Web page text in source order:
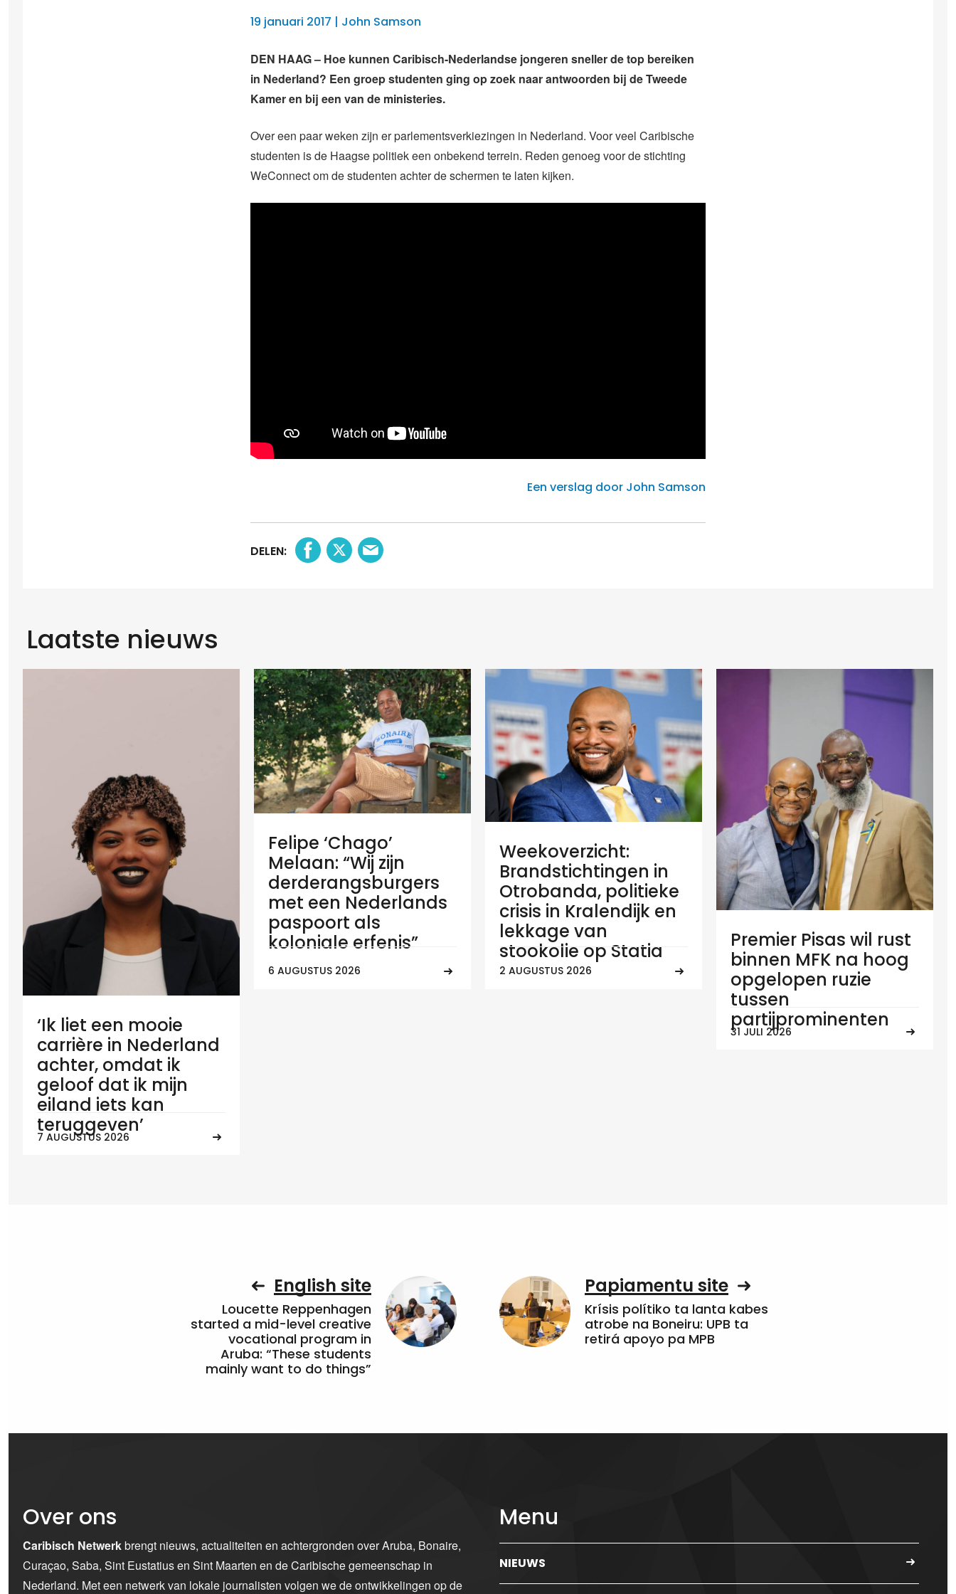
19 januari 2017 | John Samson
DEN HAAG – Hoe kunnen Caribisch-Nederlandse jongeren sneller de top bereiken
in Nederland? Een groep studenten ging op zoek naar antwoorden bij de Tweede
Kamer en bij een van de ministeries.
Over een paar weken zijn er parlementsverkiezingen in Nederland. Voor veel Caribische
studenten is de Haagse politiek een onbekend terrein. Reden genoeg voor de stichting
WeConnect om de studenten achter de schermen te laten kijken.
Een verslag door John Samson
DELEN:
Laatste nieuws
‘Ik liet een mooie
carrière in Nederland
achter, omdat ik
geloof dat ik mijn
eiland iets kan
teruggeven’
7 AUGUSTUS 2026
Felipe ‘Chago’
Melaan: “Wij zijn
derderangsburgers
met een Nederlands
paspoort als
koloniale erfenis”
6 AUGUSTUS 2026
Weekoverzicht:
Brandstichtingen in
Otrobanda, politieke
crisis in Kralendijk en
lekkage van
stookolie op Statia
2 AUGUSTUS 2026
Premier Pisas wil rust
binnen MFK na hoog
opgelopen ruzie
tussen
partijprominenten
31 JULI 2026
English site
Loucette Reppenhagen
started a mid-level creative
vocational program in
Aruba: “These students
mainly want to do things”
Papiamentu site
Krísis polítiko ta lanta kabes
atrobe na Boneiru: UPB ta
retirá apoyo pa MPB
Over ons
Caribisch Netwerkbrengt nieuws, actualiteiten en achtergronden over Aruba, Bonaire,
Curaçao, Saba, Sint Eustatius en Sint Maarten en de Caribische gemeenschap in
Nederland. Met een netwerk van lokale journalisten volgen we de ontwikkelingen op de
Menu
NIEUWS